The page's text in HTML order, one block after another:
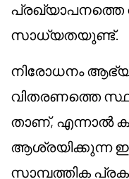
പ്രഖ്യാപനത്തെ
സാധ്യതയുണ്ട്.
നിരോധനം
വിതരണത്തെ
താണ്, എന്നാൽ
ആശ്രയിക്കുന്ന
സാമ്പത്തിക